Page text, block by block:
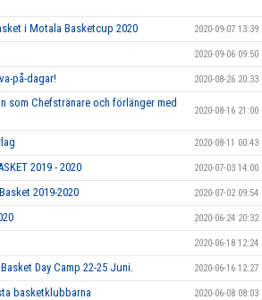
i Motala Basketcup 2020 2020-09-07 13:39
2020-09-06 09:50
på-dagar! 2020-08-26 20:33
som Chefstränare och förlänger med
2020-08-16 21:00
2020-08-11 00:43
2019 - 2020 2020-07-03 14:00
2019-2020 2020-07-02 09:54
2020-06-24 20:32
2020-06-18 12:24
Day Camp 22-25 Juni. 2020-06-16 12:27
basketklubbarna 2020-06-08 08:03